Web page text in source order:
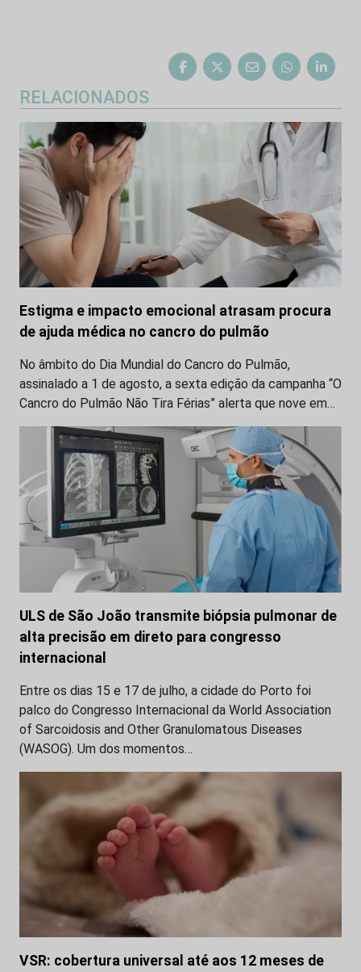
RELACIONADOS
Estigma e impacto emocional atrasam procura
de ajuda médica no cancro do pulmão
No âmbito do Dia Mundial do Cancro do Pulmão,
assinalado a 1 de agosto, a sexta edição da campanha “O
Cancro do Pulmão Não Tira Férias” alerta que nove em…
ULS de São João transmite biópsia pulmonar de
alta precisão em direto para congresso
internacional
Entre os dias 15 e 17 de julho, a cidade do Porto foi
palco do Congresso Internacional da World Association
of Sarcoidosis and Other Granulomatous Diseases
(WASOG). Um dos momentos…
VSR: cobertura universal até aos 12 meses de